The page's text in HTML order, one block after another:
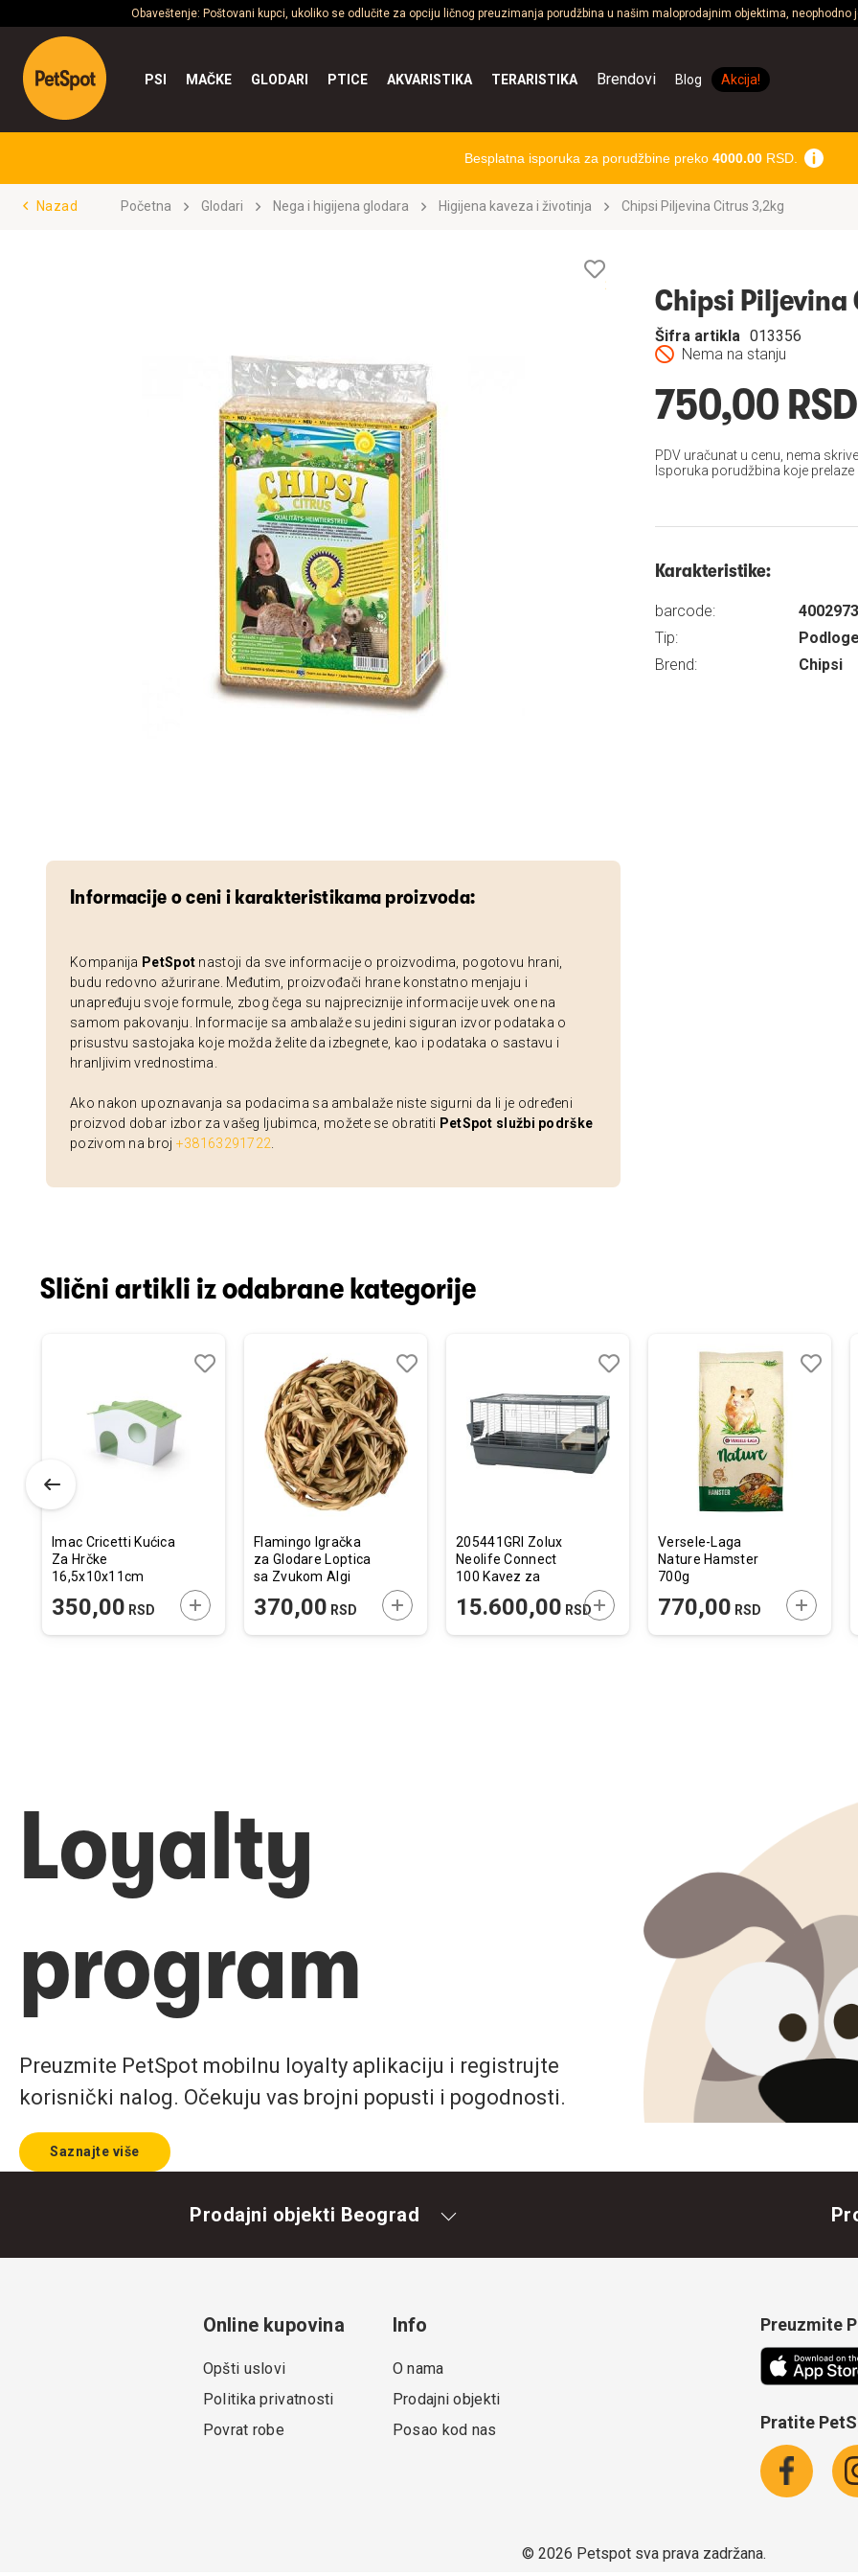
Obaveštenje: Poštovani kupci, ukoliko se odlučite za opciju ličnog preuzimanja porudžbina u našim maloprodajnim objektima,
PSI MAČKE GLODARI PTICE AKVARISTIKA TERARISTIKA Brendovi Blog Akcija!
Besplatna isporuka za porudžbine preko 4000.00RSD.
Nazad Početna Glodari Nega i higijena glodara Higijena kaveza i životinja Chipsi Piljevina Citrus 3,2kg
Informacije o ceni i karakteristikama proizvoda:
Kompanija PetSpot nastoji da sve informacije o proizvodima, pogotovu hrani,
budu redovno ažurirane. Međutim, proizvođači hrane konstatno menjaju i
unapređuju svoje formule, zbog čega su najpreciznije informacije uvek one na
samom pakovanju. Informacije sa ambalaže su jedini siguran izvor podataka o
prisustvu sastojaka koje možda želite da izbegnete, kao i podataka o sastavu i
hranljivim vrednostima.
Ako nakon upoznavanja sa podacima sa ambalaže niste sigurni da li je određeni
proizvod dobar izbor za vašeg ljubimca, možete se obratiti PetSpot službi podrške
pozivom na broj +38163291722
želja
Chipsi Piljevina
Nema na stanju
Šifra artikla 013356
750,00 RSD
PDV uračunat u cenu, nema
Isporuka porudžbina koje
Karakteristike:
barcode:
Tip:
Podloge
Brend:
Chipsi
Slični artikli iz odabrane kategorije
U KORPU
Imac Cricetti Kućica
Za Hrčke
16,5x10x11cm
350,00 RSD DODAJTE U KORPU
Flamingo Igračka
za Glodare Loptica
sa Zvukom Algi
370,00 RSD DODAJTE U KORPU
u
listu
želja
205441GRI Zolux
Neolife Connect
100 Kavez za
Prase Sivi
15.600,00 RSDDODAJTE U KORPU
u
listu
želja
Versele-Laga
Nature Hamster
700g
770,00 RSD
Loyalty
program
Preuzmite PetSpot mobilnu loyalty aplikaciju i registrujte
korisnički nalog. Očekuju vas brojni popusti i pogodnosti.
Saznajte više
Prodajni objekti Beograd
Online kupovina
Opšti uslovi
Politika privatnosti
Povrat robe
Info
O nama
Prodajni objekti
Posao kod nas
Preuzmite
Pratite
© 2026 Petspot sva prava zadržana.